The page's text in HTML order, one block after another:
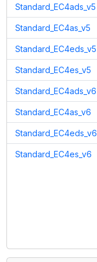
Standard_EC4ads_v5
Standard_EC4as_v5
Standard_EC4eds_v5
Standard_EC4es_v5
Standard_EC4ads_v6
Standard_EC4as_v6
Standard_EC4eds_v6
Standard_EC4es_v6